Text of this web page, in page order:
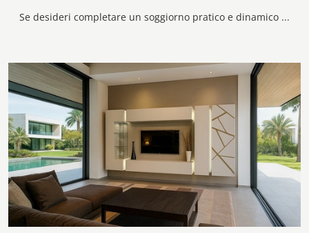
Se desideri completare un soggiorno pratico e dinamico dalle linee moderne, ti offriamo la parete attrezzata Soggiorno Bianco Voltan.